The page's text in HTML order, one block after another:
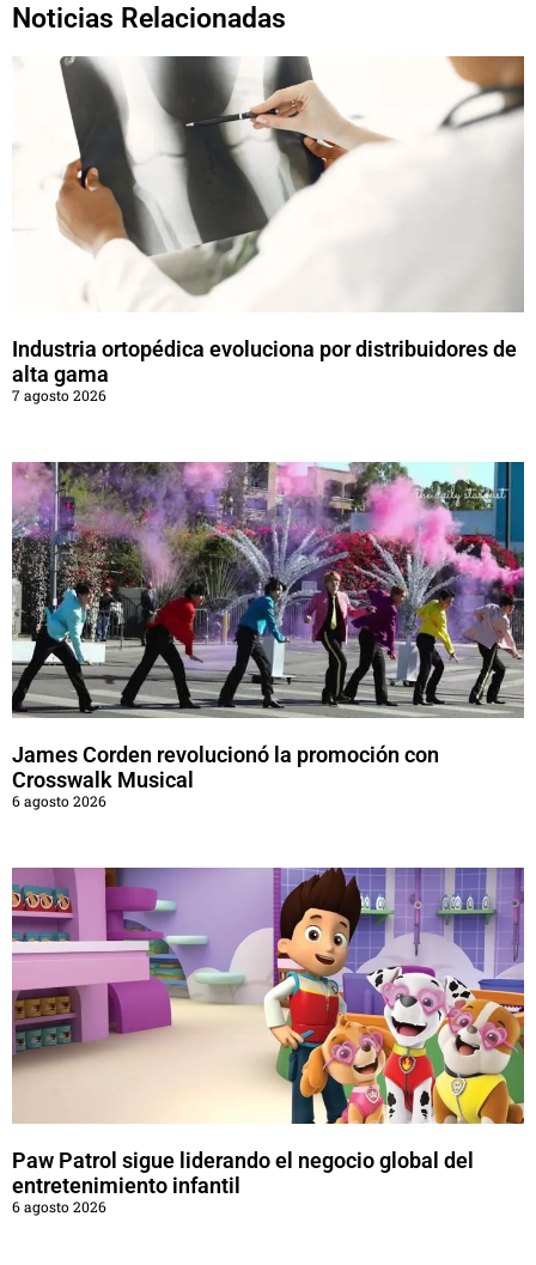
Noticias Relacionadas
Industria ortopédica evoluciona por distribuidores de
alta gama
7 agosto 2026
James Corden revolucionó la promoción con
Crosswalk Musical
6 agosto 2026
Paw Patrol sigue liderando el negocio global del
entretenimiento infantil
6 agosto 2026